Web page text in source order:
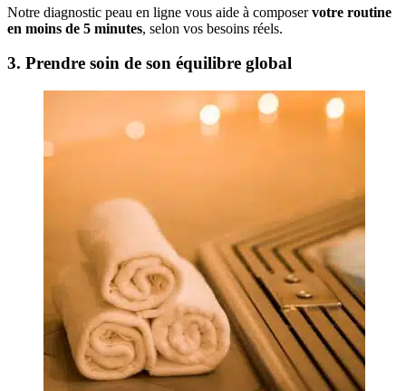
Notre diagnostic peau en ligne vous aide à composervotre routine
en moins de 5 minutes, selon vos besoins réels.
3. Prendre soin de son équilibre global